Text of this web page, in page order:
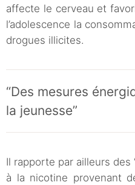
affecte le cerveau et
l’adolescence la
drogues illicites.
“Des mesures
la jeunesse”
Il rapporte par ailleurs des
à la nicotine provenant